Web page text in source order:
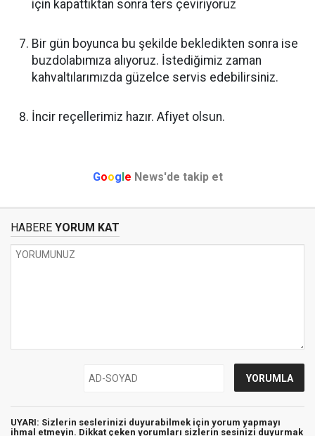
için kapattıktan sonra ters çeviriyoruz
Bir gün boyunca bu şekilde bekledikten sonra ise
buzdolabımıza alıyoruz. İstediğimiz zaman
kahvaltılarımızda güzelce servis edebilirsiniz.
İncir reçellerimiz hazır. Afiyet olsun.
Google News'de takip et
HABERE YORUM KAT
UYARI: Sizlerin seslerinizi duyurabilmek için yorum yapmayı
ihmal etmeyin. Dikkat çeken yorumları sizlerin sesinizi duyurmak